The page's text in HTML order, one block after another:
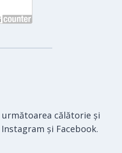
călătorie și
și Facebook.